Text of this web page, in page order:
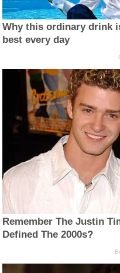
Why this ordinary drink
best every day
Remember The Justin
Defined The 2000s?